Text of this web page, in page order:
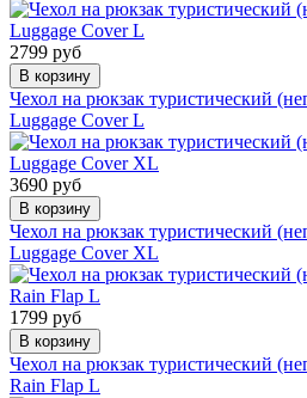
2799 руб
В корзину
Чехол на рюкзак туристический
Luggage Cover L
3690 руб
В корзину
Чехол на рюкзак туристический
Luggage Cover XL
1799 руб
В корзину
Чехол на рюкзак туристический
Rain Flap L